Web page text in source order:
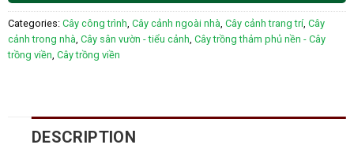
Categories: Cây công trình, Cây cảnh ngoài nhà, Cây cảnh trang trí, Cây
cảnh trong nhà, Cây sân vườn - tiểu cảnh, Cây trồng thảm phủ nền - Cây
trồng viền, Cây trồng viền
DESCRIPTION